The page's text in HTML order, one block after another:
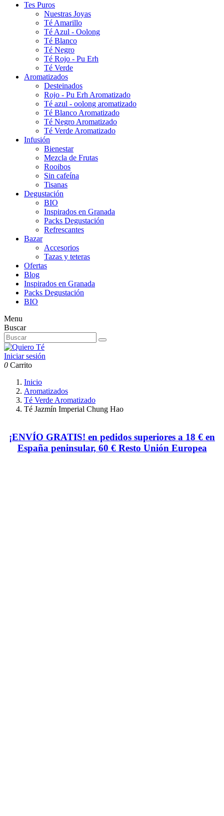
Tes Puros
Nuestras Joyas
Té Amarillo
Té Azul - Oolong
Té Blanco
Té Negro
Té Rojo - Pu Erh
Té Verde
Aromatizados
Desteinados
Rojo - Pu Erh Aromatizado
Té azul - oolong aromatizado
Té Blanco Aromatizado
Té Negro Aromatizado
Té Verde Aromatizado
Infusión
Bienestar
Mezcla de Frutas
Rooibos
Sin cafeína
Tisanas
Degustación
BIO
Inspirados en Granada
Packs Degustación
Refrescantes
Bazar
Accesorios
Tazas y teteras
Ofertas
Blog
Inspirados en Granada
Packs Degustación
BIO
Menu
Buscar
Iniciar sesión
0 Carrito
Inicio
Aromatizados
Té Verde Aromatizado
Té Jazmín Imperial Chung Hao
¡ENVÍO GRATIS! en pedidos superiores a 18 € en
España peninsular, 60 € Resto Unión Europea